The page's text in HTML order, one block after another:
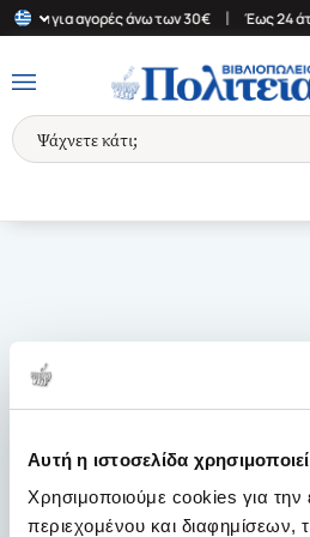
Αυτή η ιστοσελίδα
Χρησιμοποιούμε cookies για την
περιεχομένου και διαφημίσεων,
για αγορές άνω των 30€ Έως 24